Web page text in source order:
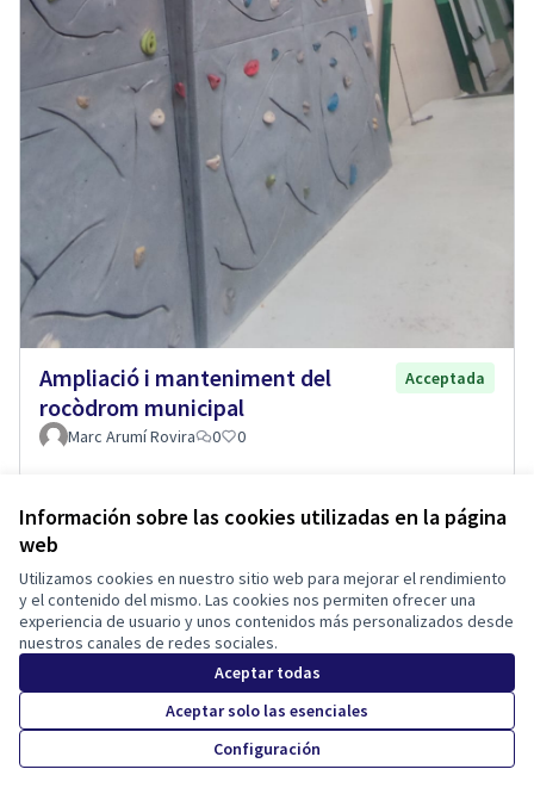
Información sobre las cookies utilizadas en la página
web
Utilizamos cookies en nuestro sitio web para mejorar el rendimiento
y el contenido del mismo. Las cookies nos permiten ofrecer una
experiencia de usuario y unos contenidos más personalizados desde
nuestros canales de redes sociales.
Aceptar todas
Aceptar solo las esenciales
Configuración
Ampliació i manteniment del
rocòdrom municipal
Acceptada
Marc Arumí Rovira 0 0
Términos y condiciones de uso
Configuración de cookies
Tona participa en X
(Enlace externo)
Tona participa en Facebook
(Enlace externo)
Tona participa en Instagram
(Enlace externo)
Castellano
Triar la llengua Elegir el idiomaChoose language
Web creada consoftware libre .
Con licencia
(Enlace